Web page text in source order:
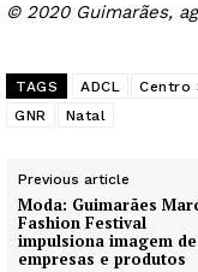
© 2020 Guimarães,
TAGS ADCL
Centro
GNR
Natal
Previous article
Moda: Guimarães
Fashion Festival
impulsiona imagem de
empresas e produtos